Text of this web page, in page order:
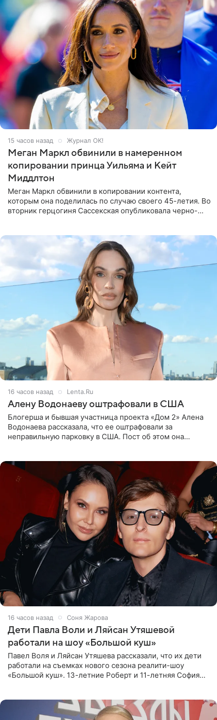
15 часов назад Журнал OK!
Меган Маркл обвинили в намеренном
копировании принца Уильяма и Кейт
Миддлтон
Меган Маркл обвинили в копировании контента,
которым она поделилась по случаю своего 45-летия. Во
вторник герцогиня Сассекская опубликовала черно-
16 часов назад Lenta.Ru
Алену Водонаеву оштрафовали в США
Блогерша и бывшая участница проекта «Дом 2» Алена
Водонаева рассказала, что ее оштрафовали за
неправильную парковку в США. Пост об этом она
16 часов назад Соня Жарова
Дети Павла Воли и Ляйсан Утяшевой
работали на шоу «Большой куш»
Павел Воля и Ляйсан Утяшева рассказали, что их дети
работали на съемках нового сезона реалити-шоу
«Большой куш». 13-летние Роберт и 11-летняя София